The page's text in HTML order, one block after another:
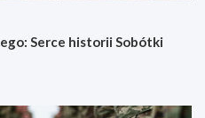
Serce historii Sobótki